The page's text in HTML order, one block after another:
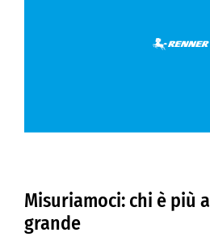
Misuriamoci: chi è più
grande